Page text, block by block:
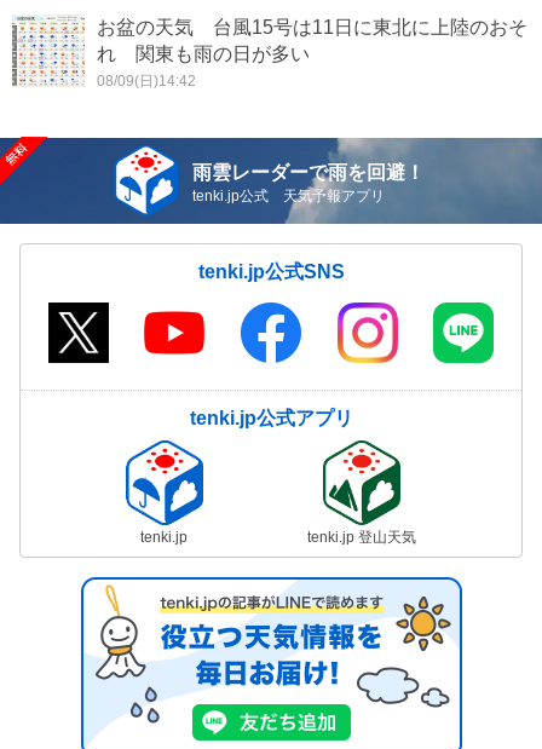
お盆の天気 台風15号は11日に東北に上陸のおそ
れ 関東も雨の日が多い
08/09(日)14:42
雨雲レーダーで雨を回避！
tenki.jp公式 天気予報アプリ
tenki.jp公式SNS
tenki.jp公式アプリ
tenki.jp tenki.jp 登山天気